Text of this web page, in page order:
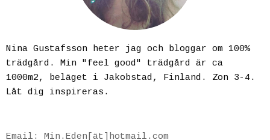
Nina Gustafsson heter jag och bloggar om 100%
trädgård. Min "feel good" trädgård är ca
1000m2, beläget i Jakobstad, Finland. Zon 3-4.
Låt dig inspireras.
Email: Min.Eden[ät]hotmail.com